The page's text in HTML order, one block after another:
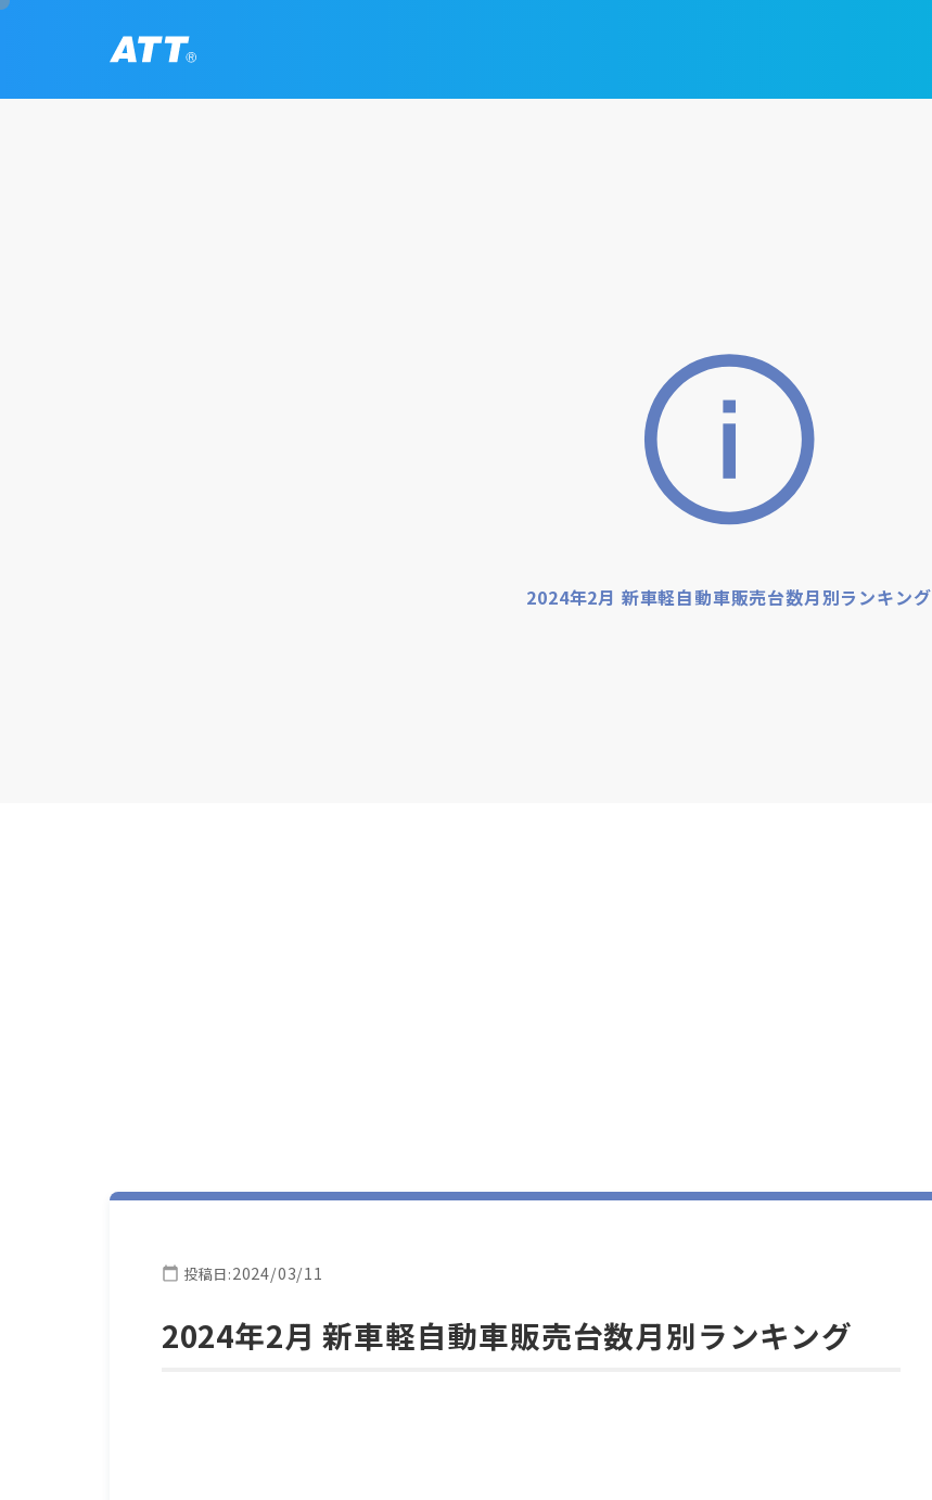
2024年2月 新車軽自動車販売台数月別ランキング
投稿日:2024/03/11
2024年2月 新車軽自動車販売台数月別ランキング